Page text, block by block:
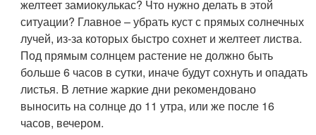
желтеет замиокулькас? Что нужно делать в этой
ситуации? Главное – убрать куст с прямых солнечных
лучей, из-за которых быстро сохнет и желтеет листва.
Под прямым солнцем растение не должно быть
больше 6 часов в сутки, иначе будут сохнуть и опадать
листья. В летние жаркие дни рекомендовано
выносить на солнце до 11 утра, или же после 16
часов, вечером.